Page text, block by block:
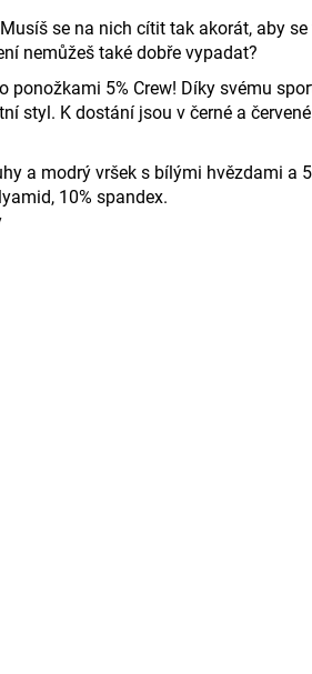
se na nich cítit tak akorát, aby
nemůžeš také dobře vypadat?
ponožkami 5% Crew! Díky svému
styl. K dostání jsou v černé a
a modrý vršek s bílými hvězdami a 5
10% spandex.